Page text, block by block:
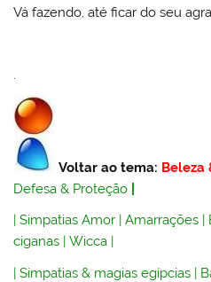
Vá fazendo, até ficar do seu
Voltar ao tema: Beleza
Defesa & Proteção
|Simpatias Amor |Amarrações |
ciganas |Wicca |
|Simpatias & magias egípcias |